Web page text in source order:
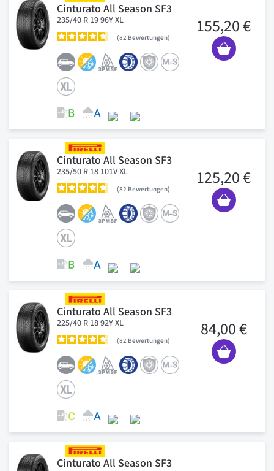
Cinturato All Season SF3
235/40 R 19 96Y XL
82 Bewertungen
155,20 €
Cinturato All Season SF3
235/50 R 18 101V XL
82 Bewertungen
125,20 €
Cinturato All Season SF3
225/40 R 18 92Y XL
82 Bewertungen
84,00 €
Cinturato All Season SF3